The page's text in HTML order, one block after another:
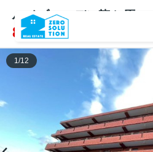
ハイブローデン龍ケ原 201
8 万円管理/共益費 -
1/12